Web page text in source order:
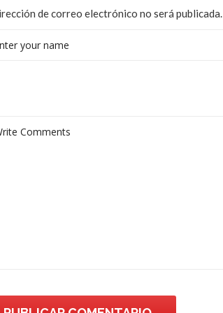
de correo electrónico no será publicada.